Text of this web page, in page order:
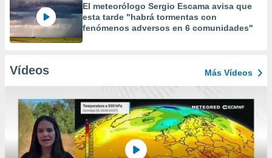
El meteorólogo Sergio Escama avisa que
esta tarde "habrá tormentas con
fenómenos adversos en 6 comunidades"
Vídeos Más Vídeos